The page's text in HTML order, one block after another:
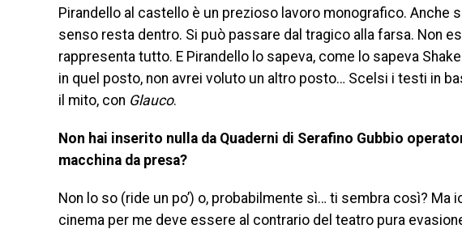
Pirandello al castello è un prezioso lavoro monografico. Anche
senso resta dentro. Si può passare dal tragico alla farsa. Non
rappresenta tutto. E Pirandello lo sapeva, come lo sapeva
in quel posto, non avrei voluto un altro posto… Scelsi i testi in
il mito, con Glauco.
Non hai inserito nulla da Quaderni di Serafino Gubbio
macchina da presa?
Non lo so (ride un po’) o, probabilmente sì… ti sembra così? Ma
cinema per me deve essere al contrario del teatro pura